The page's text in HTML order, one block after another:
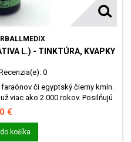
L.) - TINKTÚRA, KVAPKY
0
či egyptský čierny kmín.
viac ako 2 000 rokov. Posilňujú
aktivujú syntézu bielych krviniek
a dezinfekčné účinky.
€
košíka